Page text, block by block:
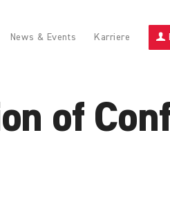
News & Events Karriere
of